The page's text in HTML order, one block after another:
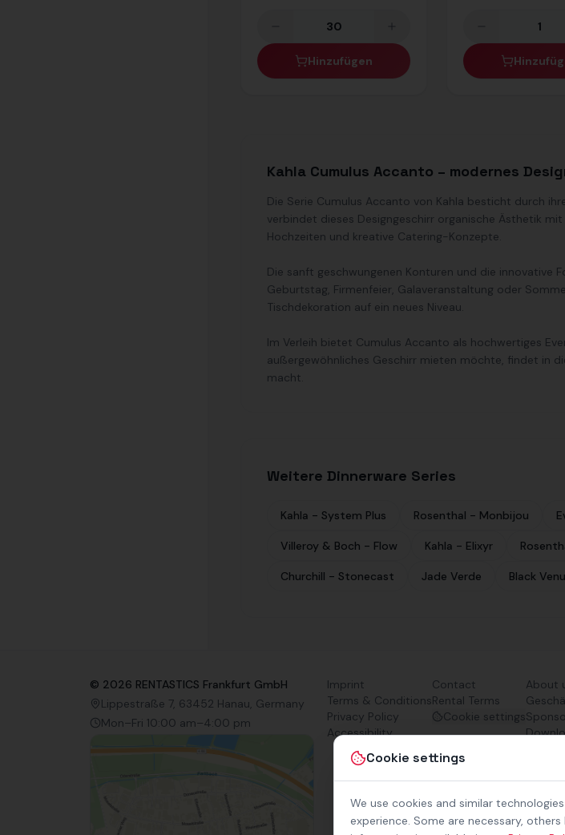
Cookie settings
We use cookies and similar
experience. Some are necessary,
Hinzufügen
Kahla Cumulus Accanto – modernes
Die Serie Cumulus Accanto von Kahla besticht durch
verbindet dieses Designgeschirr organische Ästhetik
Hochzeiten und kreative Catering-Konzepte.
Die sanft geschwungenen Konturen und die innovative
Geburtstag, Firmenfeier, Galaveranstaltung oder
Tischdekoration auf ein neues Niveau.
Im Verleih bietet Cumulus Accanto als hochwertiges
außergewöhnliches Geschirr mieten möchte, findet in
macht.
Weitere Dinnerware Series
Kahla - System Plus Rosenthal - Monbijou
Villeroy & Boch - Flow Kahla - Elixyr
Churchill - Stonecast Jade Verde Black
© 2026 RENTASTICS Frankfurt GmbH
Lippestraße 7, 63452 Hanau, Germany
Mon–Fri 10:00 am–4:00 pm
Imprint
Terms & Conditions
Privacy Policy
Accessibility
Contact
Rental Terms
Cookie settings
About